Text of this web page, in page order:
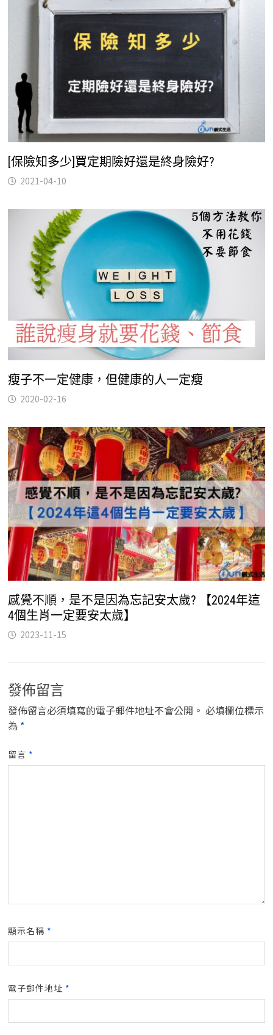
[保險知多少]買定期險好還是終身險好?
2021-04-10
瘦子不一定健康，但健康的人一定瘦
2020-02-16
感覺不順，是不是因為忘記安太歲? 【2024年這
4個生肖一定要安太歲】
2023-11-15
發佈留言
發佈留言必須填寫的電子郵件地址不會公開。 必填欄位標示
為 *
留言 *
顯示名稱 *
電子郵件地址 *